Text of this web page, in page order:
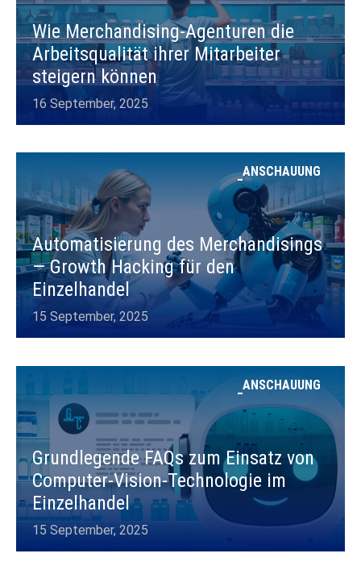
Wie Merchandising-Agenturen die
Arbeitsqualität ihrer Mitarbeiter
steigern können
16 September, 2025
ANSCHAUUNG
Automatisierung des Merchandisings
— Growth Hacking für den
Einzelhandel
15 September, 2025
ANSCHAUUNG
Grundlegende FAQs zum Einsatz von
Computer-Vision-Technologie im
Einzelhandel
15 September, 2025